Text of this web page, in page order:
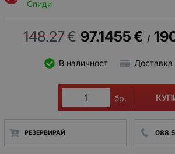
Спиди
148.27€ 97.1455€ /
В наличност
бр.
РЕЗЕРВИРАЙ 088